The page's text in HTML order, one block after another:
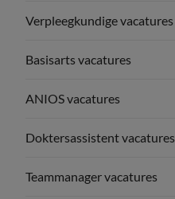
Verpleegkundige vacatures
Basisarts vacatures
ANIOS vacatures
Doktersassistent vacatures
Teammanager vacatures